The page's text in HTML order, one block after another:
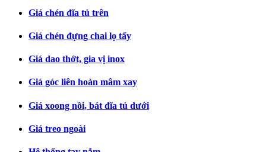
Giá chén đĩa tủ trên
Giá chén đựng chai lọ tẩy
Giá dao thớt, gia vị inox
Giá góc liên hoàn mâm xay
Giá xoong nồi, bát đĩa tủ dưới
Giá treo ngoài